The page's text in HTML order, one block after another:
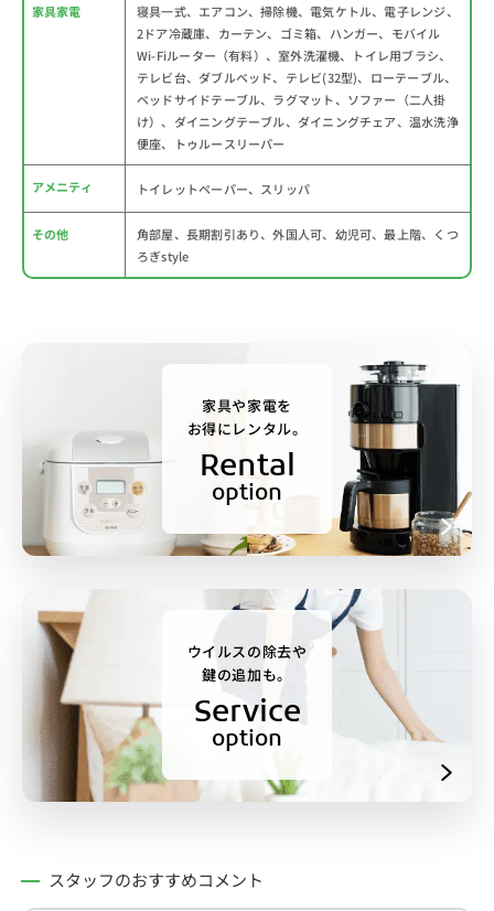
家具家電
寝具一式、エアコン、掃除機、電気ケトル、電子レンジ、
2ドア冷蔵庫、カーテン、ゴミ箱、ハンガー、モバイル
Wi-Fiルーター（有料）、室外洗濯機、トイレ用ブラシ、
テレビ台、ダブルベッド、テレビ(32型)、ローテーブル、
ベッドサイドテーブル、ラグマット、ソファー（二人掛
け）、ダイニングテーブル、ダイニングチェア、温水洗浄
便座、トゥルースリーパー
アメニティ トイレットペーパー、スリッパ
その他
角部屋、長期割引あり、外国人可、幼児可、最上階、くつ
ろぎstyle
家具や家電を
お得にレンタル。
Rental
option
ウイルスの除去や
鍵の追加も。
Service
option
スタッフのおすすめコメント